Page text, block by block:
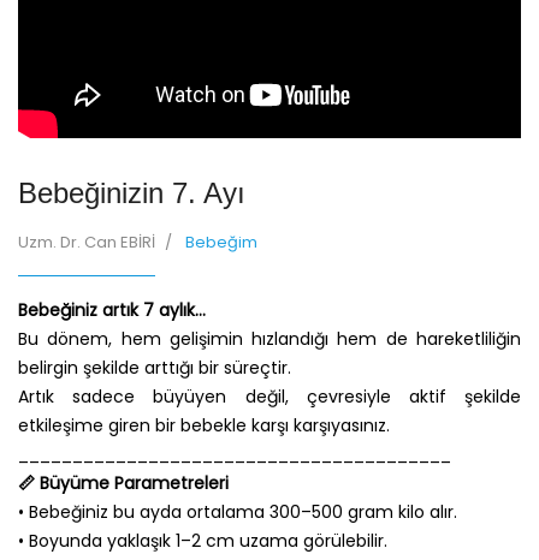
Bebeğinizin 7. Ayı
Uzm. Dr. Can EBİRİ Bebeğim
Bebeğiniz artık 7 aylık…
Bu dönem, hem gelişimin hızlandığı hem de hareketliliğin
belirgin şekilde arttığı bir süreçtir.
Artık sadece büyüyen değil, çevresiyle aktif şekilde
etkileşime giren bir bebekle karşı karşıyasınız.
📏 Büyüme Parametreleri
• Bebeğiniz bu ayda ortalama 300–500 gram kilo alır.
• Boyunda yaklaşık 1–2 cm uzama görülebilir.